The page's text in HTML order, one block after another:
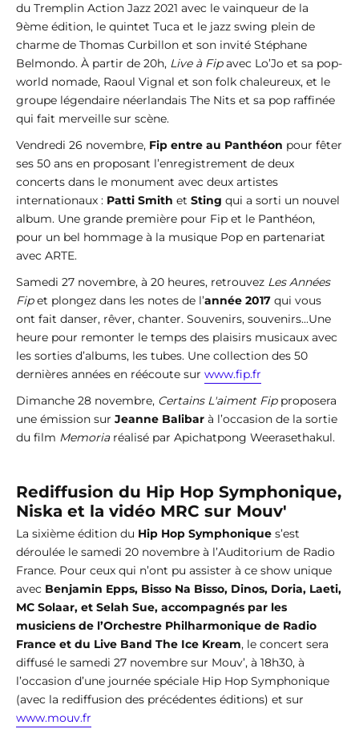
du Tremplin Action Jazz 2021 avec le vainqueur de la
9ème édition, le quintet Tuca et le jazz swing plein de
charme de Thomas Curbillon et son invité Stéphane
Belmondo. À partir de 20h, Live à Fipavec Lo’Jo et sa pop-
world nomade, Raoul Vignal et son folk chaleureux, et le
groupe légendaire néerlandais The Nits et sa pop raffinée
qui fait merveille sur scène.
Vendredi 26 novembre, Fip entre au Panthéon pour fêter
ses 50 ans en proposant l’enregistrement de deux
concerts dans le monument avec deux artistes
internationaux : Patti Smith et Sting qui a sorti un nouvel
album. Une grande première pour Fip et le Panthéon,
pour un bel hommage à la musique Pop en partenariat
avec ARTE.
Samedi 27 novembre, à 20 heures, retrouvez Les Années
Fipet plongez dans les notes de l’année 2017 qui vous
ont fait danser, rêver, chanter. Souvenirs, souvenirs...Une
heure pour remonter le temps des plaisirs musicaux avec
les sorties d’albums, les tubes. Une collection des 50
dernières années en réécoute sur www.fip.fr
Dimanche 28 novembre, Certains L'aiment Fipproposera
une émission sur Jeanne Balibar à l’occasion de la sortie
du film Memoriaréalisé par Apichatpong Weerasethakul.
Rediffusion du Hip Hop Symphonique,
Niska et la vidéo MRC sur Mouv'
La sixième édition du Hip Hop Symphonique s’est
déroulée le samedi 20 novembre à l’Auditorium de Radio
France. Pour ceux qui n’ont pu assister à ce show unique
avec Benjamin Epps, Bisso Na Bisso, Dinos, Doria, Laeti,
MC Solaar, et Selah Sue, accompagnés par les
musiciens de l’Orchestre Philharmonique de Radio
France et du Live Band The Ice Kream, le concert sera
diffusé le samedi 27 novembre sur Mouv’, à 18h30, à
l’occasion d’une journée spéciale Hip Hop Symphonique
(avec la rediffusion des précédentes éditions) et sur
www.mouv.fr